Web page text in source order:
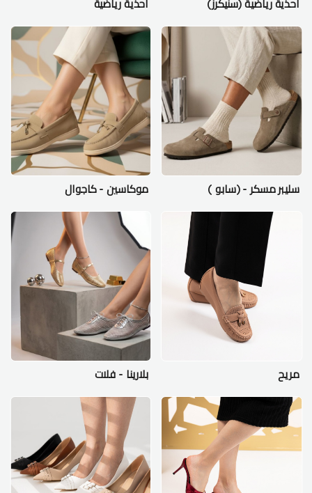
احذية رياضية (سنيكرز) احذية رياضية
سليبر مسكر - (سابو ) موكاسين - كاجوال
مريح بلارينا - فلات